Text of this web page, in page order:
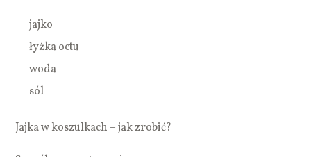
jajko
łyżka octu
woda
sól
Jajka w koszulkach – jak zrobić?